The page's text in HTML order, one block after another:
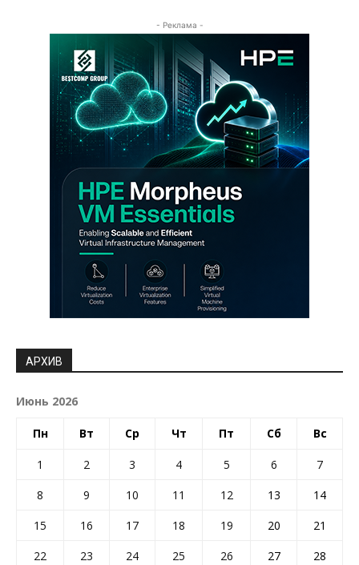
- Реклама -
АРХИВ
Июнь 2026
Пн Вт Ср Чт Пт Сб Вс
1 2 3 4 5 6
7
8
9 10 11 12 13
14
15
16 17 18 19 20
21
22
23 24 25 26 27
28